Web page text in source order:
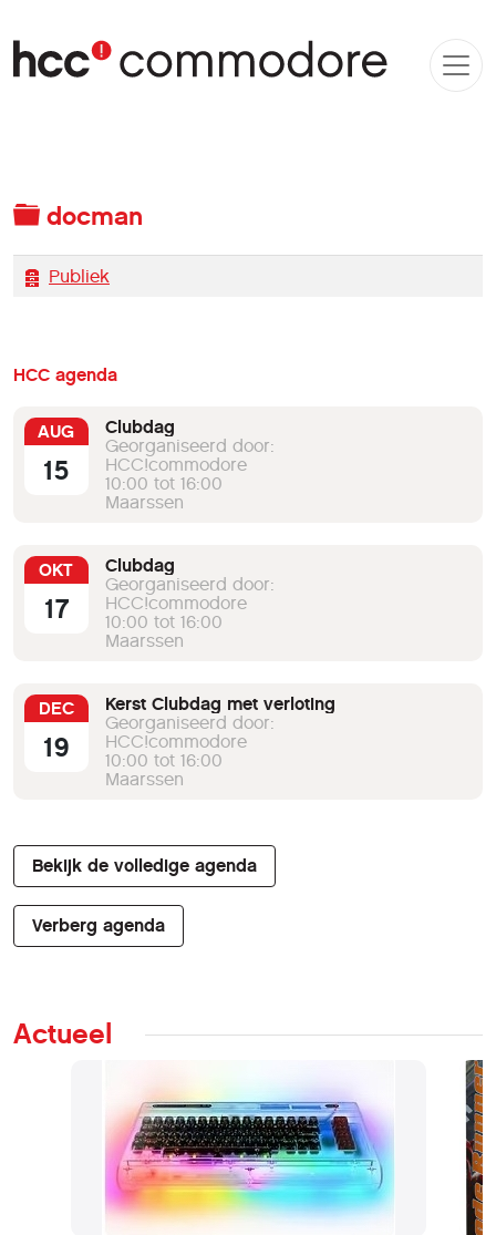
Map
docman
Archiveren
Publiek
HCC agenda
AUG
15
Clubdag
Georganiseerd door:
HCC!commodore
10:00 tot 16:00
Maarssen
OKT
17
Clubdag
Georganiseerd door:
HCC!commodore
10:00 tot 16:00
Maarssen
DEC
19
Kerst Clubdag met verloting
Georganiseerd door:
HCC!commodore
10:00 tot 16:00
Maarssen
Bekijk de volledige agenda
Verberg agenda
Actueel